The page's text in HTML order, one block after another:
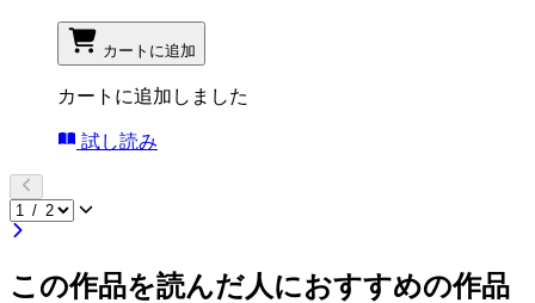
カートに追加
カートに追加しました
試し読み
この作品を読んだ人におすすめの作品